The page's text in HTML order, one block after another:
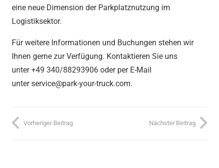
eine neue Dimension der Parkplatznutzung im
Logistiksektor.
Für weitere Informationen und Buchungen stehen wir
Ihnen gerne zur Verfügung. Kontaktieren Sie uns
unter +49 340/88293906 oder per E-Mail
unter service@park-your-truck.com.
Vorheriger Beitrag Nächster Beitrag